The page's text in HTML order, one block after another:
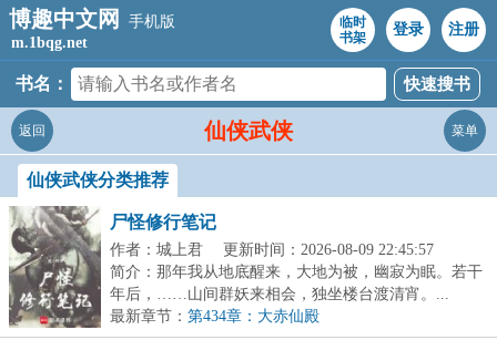
博趣中文网
手机版
m.1bqg.net
临时
书架
登录 注册
书名：
仙侠武侠
返回 菜单
仙侠武侠分类推荐
尸怪修行笔记
作者：城上君
更新时间：2026-08-09 22:45:57
简介：那年我从地底醒来，大地为被，幽寂为眠。若干
年后，……山间群妖来相会，独坐楼台渡清宵。...
最新章节： 第434章：大赤仙殿